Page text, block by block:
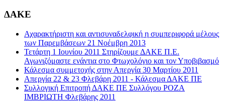
ΔΑΚΕ
Αχαρακτήριστη και αντισυναδελφική η συμπεριφορά μέλους
των Παρεμβάσεων 21 Νοέμβρη 2013
Τετάρτη 1 Ιουνίου 2011 Στηρίζουμε ΔΑΚΕ Π.Ε.
Αγωνιζόμαστε ενάντια στο Φτωχολόγιο και τον Υποβιβασμό
Κάλεσμα συμμετοχής στην Απεργία 30 Μαρτίου 2011
Απεργία 22 & 23 Φλεβάρη 2011 - Κάλεσμα ΔΑΚΕ ΠΕ
Συλλογική Επιτροπή ΔΑΚΕ ΠΕ Συλλόγου ΡΟΖΑ
ΙΜΒΡΙΩΤΗ Φλεβάρης 2011